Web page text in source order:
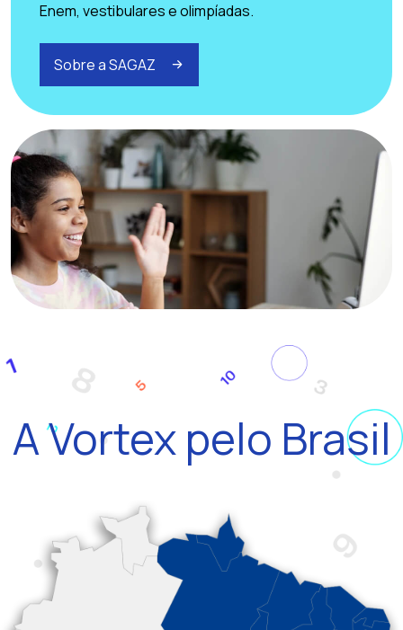
Enem, vestibulares e olimpíadas.
Sobre a SAGAZ
A Vortex pelo Brasil